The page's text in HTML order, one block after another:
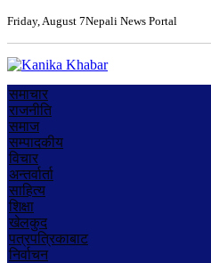
Friday, August 7Nepali News Portal
समाचार
राजनीति
समाज
सम्पादकीय
विचार
अन्तर्वार्ता
साहित्य
शिक्षा
खेलकुद
पत्रपत्रिकाबाट
निर्वाचन